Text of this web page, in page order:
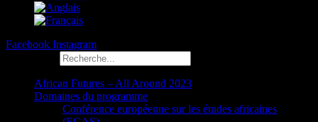
Facebook Instagram
African Futures – All Around 2023
Domaines du programme
Conférence européenne sur les études africaines